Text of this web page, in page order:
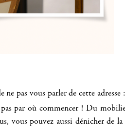
pas vous parler de cette adresse
par où commencer ! Du
vous pouvez aussi dénicher de la